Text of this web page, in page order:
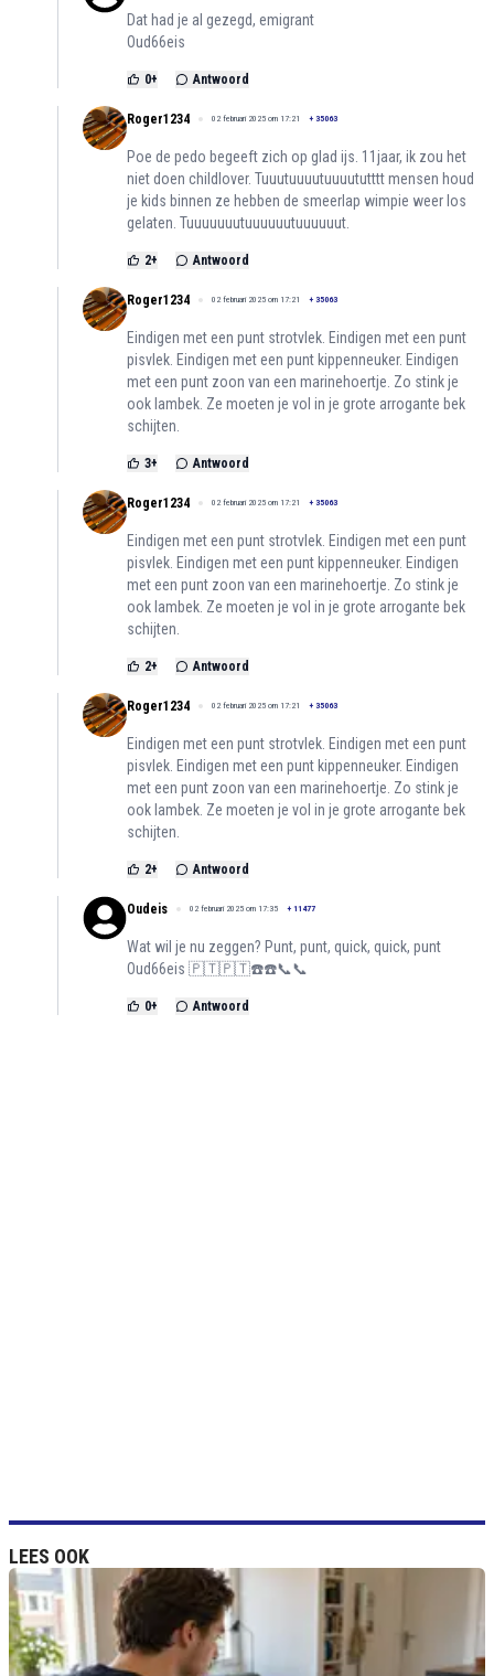
Dat had je al gezegd, emigrant
Oud66eis
0+ Antwoord
Roger1234 02 februari 2025 om 17:21 + 35063
Poe de pedo begeeft zich op glad ijs. 11jaar, ik zou het
niet doen childlover. Tuuutuuuutuuuututttt mensen houd
je kids binnen ze hebben de smeerlap wimpie weer los
gelaten. Tuuuuuuutuuuuuutuuuuuut.
2+ Antwoord
Roger1234 02 februari 2025 om 17:21 + 35063
Eindigen met een punt strotvlek. Eindigen met een punt
pisvlek. Eindigen met een punt kippenneuker. Eindigen
met een punt zoon van een marinehoertje. Zo stink je
ook lambek. Ze moeten je vol in je grote arrogante bek
schijten.
3+ Antwoord
Roger1234 02 februari 2025 om 17:21 + 35063
Eindigen met een punt strotvlek. Eindigen met een punt
pisvlek. Eindigen met een punt kippenneuker. Eindigen
met een punt zoon van een marinehoertje. Zo stink je
ook lambek. Ze moeten je vol in je grote arrogante bek
schijten.
2+ Antwoord
Roger1234 02 februari 2025 om 17:21 + 35063
Eindigen met een punt strotvlek. Eindigen met een punt
pisvlek. Eindigen met een punt kippenneuker. Eindigen
met een punt zoon van een marinehoertje. Zo stink je
ook lambek. Ze moeten je vol in je grote arrogante bek
schijten.
2+ Antwoord
Oudeis 02 februari 2025 om 17:35 + 11477
Wat wil je nu zeggen? Punt, punt, quick, quick, punt
Oud66eis 🇵🇹🇵🇹☎️☎️📞📞
0+ Antwoord
LEES OOK